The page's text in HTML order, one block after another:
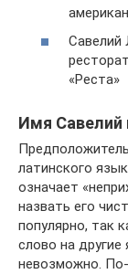
Савелий
«Реста»
Имя Савелий
латинского
означает
назвать его
популярно, так
слово на другие
невозможно. По-